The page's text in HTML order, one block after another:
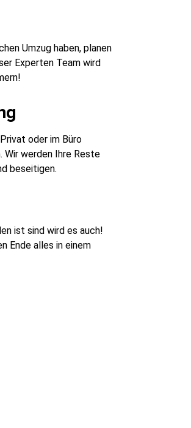
Umzug haben, planen
Experten Team wird
oder im Büro
Wir werden Ihre Reste
beseitigen.
ist sind wird es auch!
Ende alles in einem